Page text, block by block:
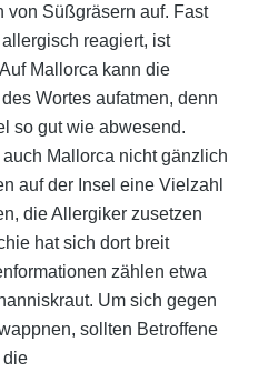
von Süßgräsern auf. Fast
reagiert, ist
Mallorca kann die
Wortes aufatmen, denn
so gut wie abwesend.
Mallorca nicht gänzlich
auf der Insel eine Vielzahl
, die Allergiker zusetzen
hat sich dort breit
zählen etwa
Um sich gegen
sollten Betroffene
die